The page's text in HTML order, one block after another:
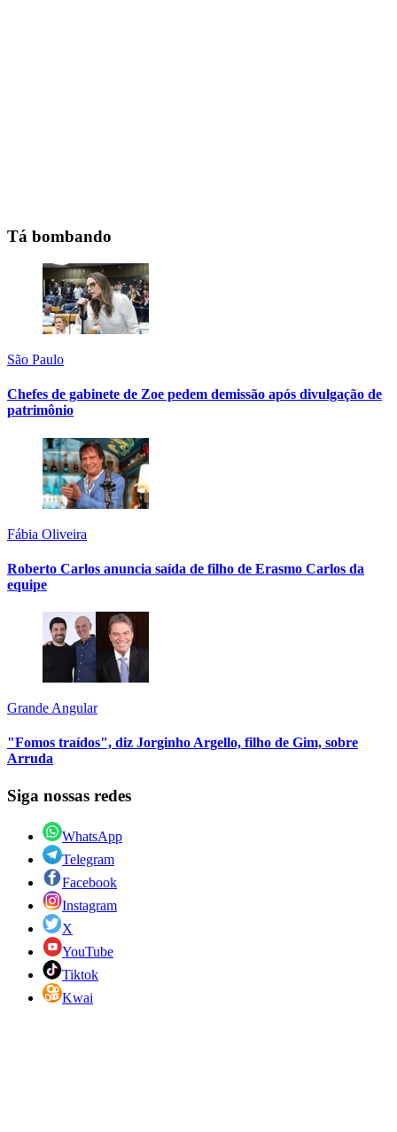
Tá bombando
São Paulo
Chefes de gabinete de Zoe pedem demissão após divulgação de
patrimônio
Fábia Oliveira
Roberto Carlos anuncia saída de filho de Erasmo Carlos da
equipe
Grande Angular
"Fomos traídos", diz Jorginho Argello, filho de Gim, sobre
Arruda
Siga nossas redes
WhatsApp
Telegram
Facebook
Instagram
X
YouTube
Tiktok
Kwai